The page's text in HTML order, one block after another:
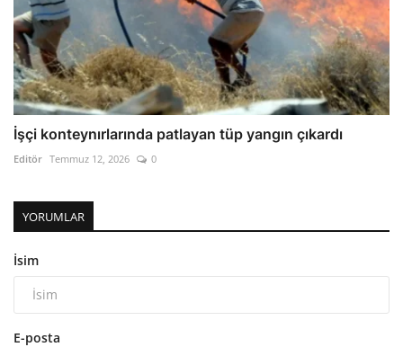
İşçi konteynırlarında patlayan tüp yangın çıkardı
Editör Temmuz 12, 2026 0
YORUMLAR
İsim
E-posta